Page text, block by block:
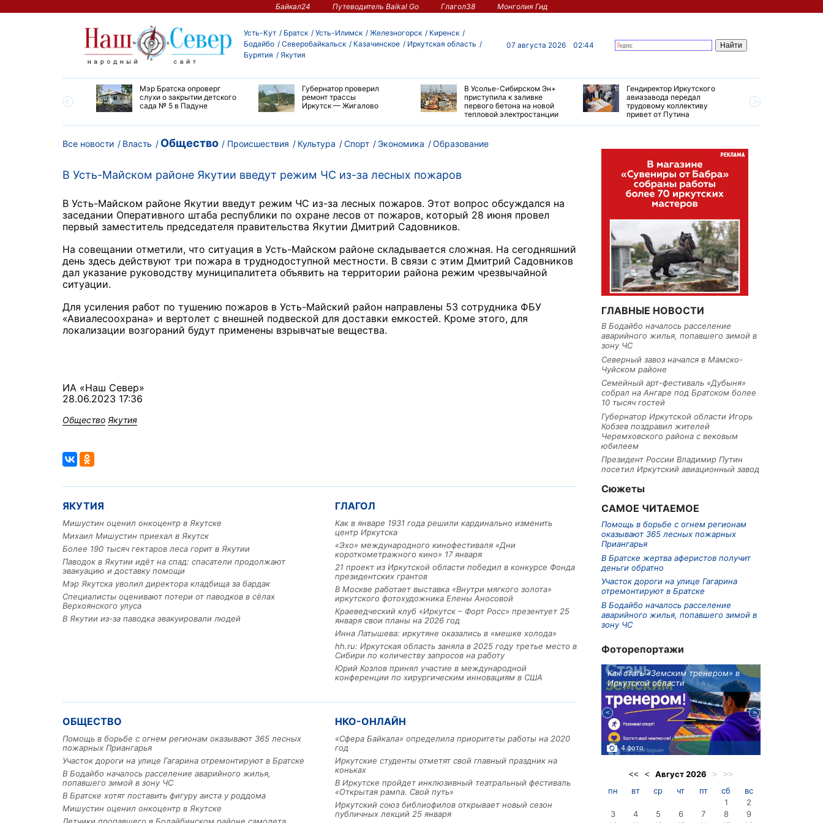
Байкал24 Путеводитель Baikal Go Глагол38 Монголия Гид
Усть-Кут Братск Усть-Илимск Железногорск
Киренск
Бодайбо
Северобайкальск Казачинское
Иркутская область
Бурятия
Якутия
07 августа 2026 02:44
Мэр Братска опроверг
слухи о закрытии детского
сада № 5 в Падуне
Губернатор проверил
ремонт трассы
Иркутск — Жигалово
В Усолье-Сибирском Эн+
приступила к заливке
первого бетона на новой
тепловой электростанции
Гендиректор Иркутского
авиазавода передал
трудовому коллективу
привет от Путина
Все новости Власть Общество Происшествия Культура Спорт Экономика Образование
В Усть-Майском районе Якутии введут режим ЧС из-за лесных пожаров
В Усть-Майском районе Якутии введут режим ЧС из-за лесных пожаров. Этот вопрос обсуждался на
заседании Оперативного штаба республики по охране лесов от пожаров, который 28 июня провел
первый заместитель председателя правительства Якутии Дмитрий Садовников.
На совещании отметили, что ситуация в Усть-Майском районе складывается сложная. На сегодняшний
день здесь действуют три пожара в труднодоступной местности. В связи с этим Дмитрий Садовников
дал указание руководству муниципалитета объявить на территории района режим чрезвычайной
ситуации.
Для усиления работ по тушению пожаров в Усть-Майский район направлены 53 сотрудника ФБУ
«Авиалесоохрана» и вертолет с внешней подвеской для доставки емкостей. Кроме этого, для
локализации возгораний будут применены взрывчатые вещества.
ИА «Наш Север»
28.06.2023 17:36
Общество Якутия
ЯКУТИЯ
Мишустин оценил онкоцентр в Якутске
Михаил Мишустин приехал в Якутск
Более 190 тысяч гектаров леса горит в Якутии
Паводок в Якутии идёт на спад: спасатели продолжают
эвакуацию и доставку помощи
Мэр Якутска уволил директора кладбища за бардак
Специалисты оценивают потери от паводков в сёлах
Верхоянского улуса
В Якутии из-за паводка эвакуировали людей
ГЛАГОЛ
Как в январе 1931 года решили кардинально изменить
центр Иркутска
«Эхо» международного кинофестиваля «Дни
короткометражного кино» 17 января
21 проект из Иркутской области победил в конкурсе Фонда
президентских грантов
В Москве работает выставка «Внутри мягкого золота»
иркутского фотохудожника Елены Аносовой
Краеведческий клуб «Иркутск – Форт Росс» презентует 25
января свои планы на 2026 год
Инна Латышева: иркутяне оказались в «мешке холода»
hh.ru: Иркутская область заняла в 2025 году третье место в
Сибири по количеству запросов на работу
Юрий Козлов принял участие в международной
конференции по хирургическим инновациям в США
ОБЩЕСТВО
Помощь в борьбе с огнем регионам оказывают 365 лесных
пожарных Приангарья
Участок дороги на улице Гагарина отремонтируют в Братске
В Бодайбо началось расселение аварийного жилья,
попавшего зимой в зону ЧС
В Братске хотят поставить фигуру аиста у роддома
Мишустин оценил онкоцентр в Якутске
НКО-ОНЛАЙН
«Сфера Байкала» определила приоритеты работы на 2020
год
Иркутские студенты отметят свой главный праздник на
коньках
В Иркутске пройдет инклюзивный театральный фестиваль
«Открытая рампа. Свой путь»
Иркутский союз библиофилов открывает новый сезон
публичных лекций 25 января
ГЛАВНЫЕ НОВОСТИ
В Бодайбо началось расселение
аварийного жилья, попавшего зимой в
зону ЧС
Северный завоз начался в Мамско-
Чуйском районе
Семейный арт-фестиваль «Дубыня»
собрал на Ангаре под Братском более
10 тысяч гостей
Губернатор Иркутской области Игорь
Кобзев поздравил жителей
Черемховского района с вековым
юбилеем
Президент России Владимир Путин
посетил Иркутский авиационный завод
Сюжеты
САМОЕ ЧИТАЕМОЕ
Помощь в борьбе с огнем регионам
оказывают 365 лесных пожарных
Приангарья
В Братске жертва аферистов получит
деньги обратно
Участок дороги на улице Гагарина
отремонтируют в Братске
В Бодайбо началось расселение
аварийного жилья, попавшего зимой в
зону ЧС
Фоторепортажи
Льготный заём в 9 миллионов
рублей получит
из Иркутской области
Как стать «Земским тренером» в
Иркутской области
4 фото
<< < Август2026 > >>
пн вт ср чт пт сб
вс
1
2
3
4 5 6 7 8
9